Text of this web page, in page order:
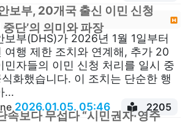
보부, 20개국 출신 이민 신청
중단’의 의미와 파장
보부(DHS)가 2026년 1월 1일부터
여행 제한 조치와 연계해, 추가 20
민자들의 이민 신청 처리를 일시 중
화했습니다. 이 조치는 단순한 행
...
2026.01.05. 05:46 2205
속보다 무섭다 “시민권자·영주